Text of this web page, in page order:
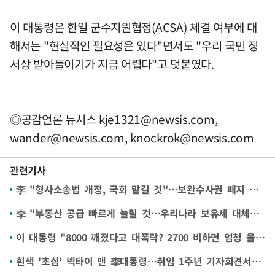
이 대통령은 한일 군수지원협정(ACSA) 체결 여부에 대
해서는 "현실적인 필요성은 있다"면서도 "우리 국민 정
서상 받아들이기가 지금 어렵다"고 덧붙였다.
◎공감언론 뉴시스kje1321@newsis.com,
wander@newsis.com,knockrok@newsis.com
관련기사
李 "형사소송법 개정, 국회 맡길 것"…보완수사권 폐지 논란
李 "부동산 공급 빠르게 늘릴 것…우리나라 보유세 대체로 낮아"
이 대통령 "8000 깨졌다고 대폭락? 2700 비하면 엄청 올라온 것…주가 아직도 저평가"
흰색 '초심' 넥타이 맨 李대통령…취임 1주년 기자회견서 165분간 21개 문답